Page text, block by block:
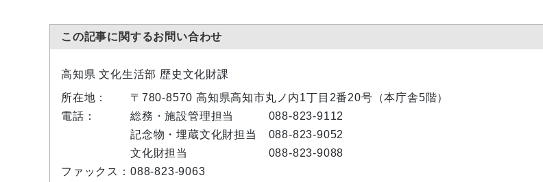
この記事に関するお問い合わせ
高知県 文化生活部 歴史文化財課
所在地：
〒780-8570 高知県高知市丸ノ内1丁目2番20号（本庁舎5階）
電話：
総務・施設管理担当 088-823-9112
記念物・埋蔵文化財担当 088-823-9052
文化財担当 088-823-9088
ファックス： 088-823-9063